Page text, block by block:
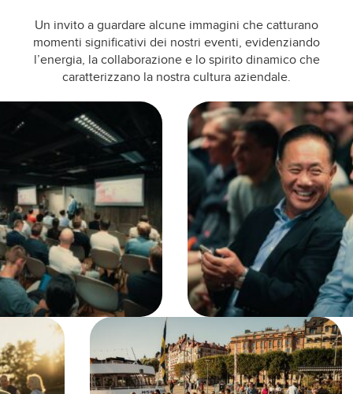
Un invito a guardare alcune immagini che catturano
momenti significativi dei nostri eventi, evidenziando
l’energia, la collaborazione e lo spirito dinamico che
caratterizzano la nostra cultura aziendale.